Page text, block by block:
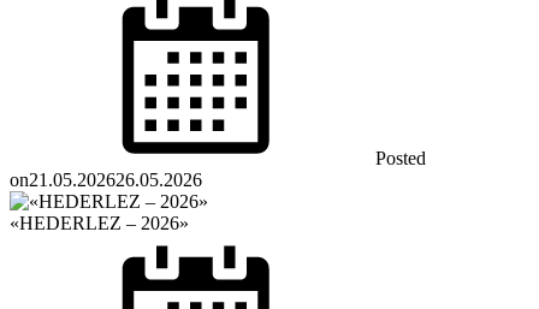
Posted
on21.05.202626.05.2026
«HEDERLEZ – 2026»